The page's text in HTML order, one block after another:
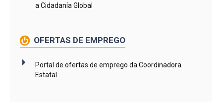
a Cidadanía Global
OFERTAS DE EMPREGO
Portal de ofertas de emprego da Coordinadora
Estatal